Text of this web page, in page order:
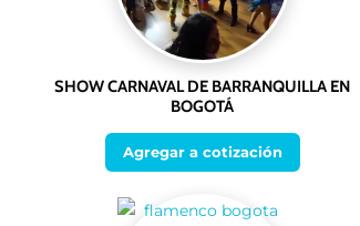
SHOW CARNAVAL DE BARRANQUILLA EN
BOGOTÁ
Agregar a cotización